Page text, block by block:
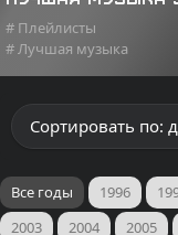
# Плейлисты
# Лучшая музыка
Все годы 1996
2003
2004 2005